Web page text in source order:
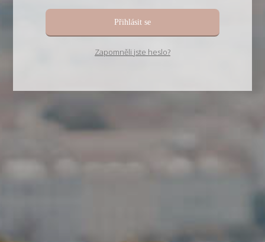
Přihlásit se
Zapomněli jste heslo?